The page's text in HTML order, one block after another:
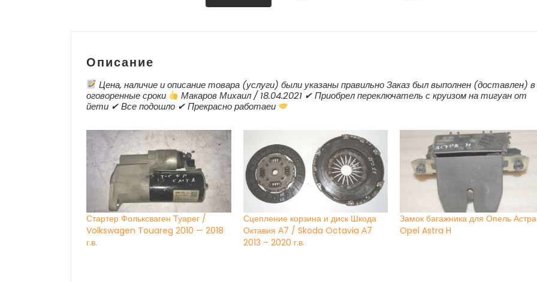
Описание
Цена, наличие и описание товара (услуги) были указаны правильно Заказ был выполнен (доставлен) в
оговоренные сроки
Макаров Михаил / 18.04.2021 ✔ Приобрел переключатель с круизом на тигуан от
йети ✔ Все подошло ✔ Прекрасно работаеи
Стартер Фольксваген Туарег /
Volkswagen Touareg 2010 — 2018
г.в.
Сцепление корзина и диск Шкода
Октавия А7 / Skoda Octavia А7
2013 – 2020 г.в.
Замок багажника для Опель
Opel Astra H